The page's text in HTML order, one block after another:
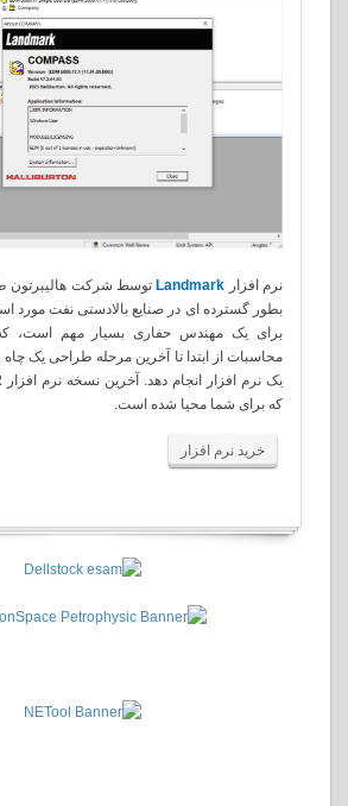
نرم افزار Landmark توسط شرکت
بطور گسترده ای در صنایع بالادستی نفت مورد
برای یک مهندس حفاری بسیار مهم است، که
محاسبات از ابتدا تا آخرین مرحله طراحی یک چاه را
یک نرم افزار انجام دهد. آخرین نسخه نرم افزار
که برای شما محیا شده است.
خرید نرم افزار